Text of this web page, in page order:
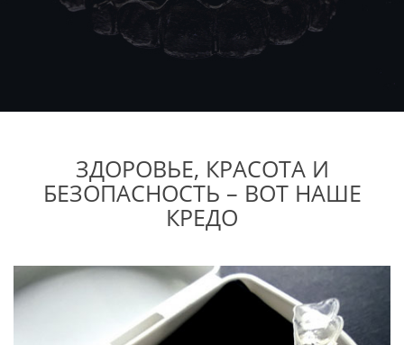
ЗДОРОВЬЕ, КРАСОТА И
БЕЗОПАСНОСТЬ – ВОТ НАШЕ
КРЕДО